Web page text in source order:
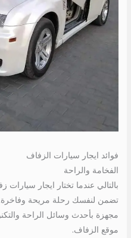
فوائد ايجار سيارات الزفاف
الفخامة والراحة
بالتالي عندما تختار ايجار
تضمن لنفسك رحلة مريحة
مجهزة بأحدث وسائل الراحة
موقع الزفاف.